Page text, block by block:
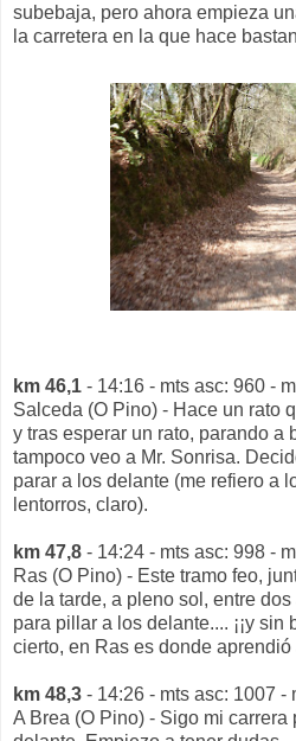
subebaja, pero ahora empieza
la carretera en la que hace
km 46,1 - 14:16 - mts asc: 960 -
Salceda (O Pino) - Hace un rato
y tras esperar un rato, parando a
tampoco veo a Mr. Sonrisa.
parar a los delante (me refiero a
lentorros, claro).
km 47,8 - 14:24 - mts asc: 998 -
Ras (O Pino) - Este tramo feo,
de la tarde, a pleno sol, entre
para pillar a los delante.... ¡¡y
cierto, en Ras es donde
km 48,3 - 14:26 - mts asc: 1007 -
A Brea (O Pino) - Sigo mi carrera